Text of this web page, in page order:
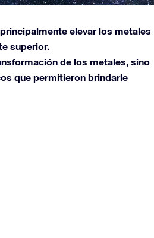
elevar los metales
superior.
de los metales, sino
que permitieron brindarle